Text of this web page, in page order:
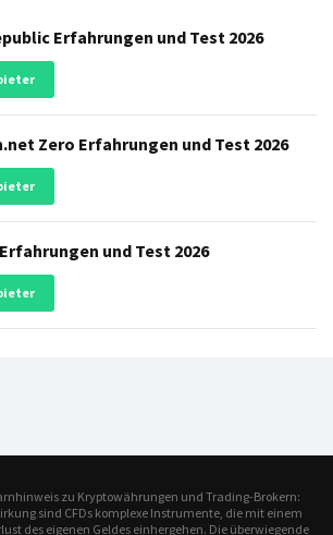
Erfahrungen und Test 2026
Zero Erfahrungen und Test 2026
und Test 2026
zu Kryptowährungen und Trading-Brokern:
sind CFDs komplexe Instrumente, die mit einem
des eigenen Geldes einhergehen. Die überwiegende